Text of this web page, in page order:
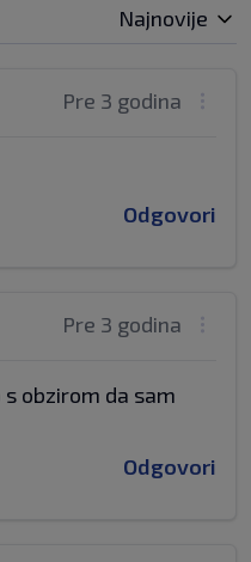
Najnovije
Pre 3 godina
Odgovori
Pre 3 godina
obzirom da sam
Odgovori